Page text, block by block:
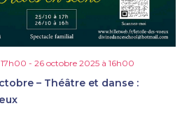
– Théâtre et danse :
- 26 octobre 2025 à 16h00